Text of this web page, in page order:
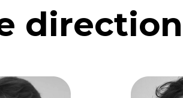
direction